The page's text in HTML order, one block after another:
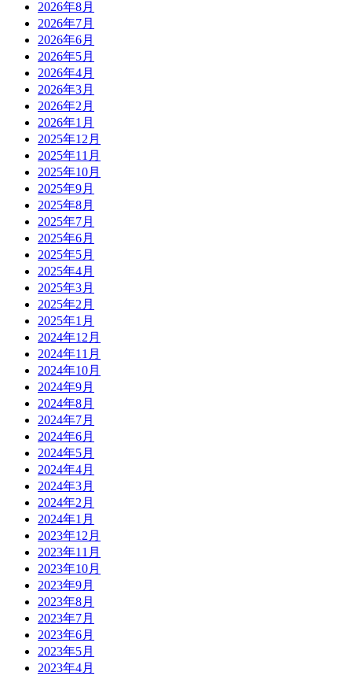
2026年8月
2026年7月
2026年6月
2026年5月
2026年4月
2026年3月
2026年2月
2026年1月
2025年12月
2025年11月
2025年10月
2025年9月
2025年8月
2025年7月
2025年6月
2025年5月
2025年4月
2025年3月
2025年2月
2025年1月
2024年12月
2024年11月
2024年10月
2024年9月
2024年8月
2024年7月
2024年6月
2024年5月
2024年4月
2024年3月
2024年2月
2024年1月
2023年12月
2023年11月
2023年10月
2023年9月
2023年8月
2023年7月
2023年6月
2023年5月
2023年4月